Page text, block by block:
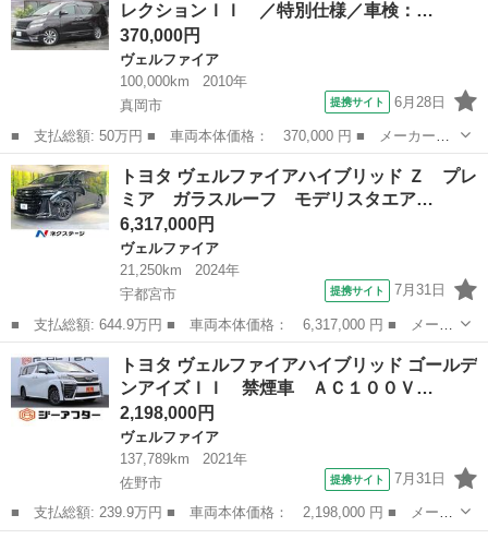
囲カメラ...
レクションＩＩ ／特別仕様／車検：…
370,000円
ヴェルファイア
100,000km
2010年
真岡市
提携サイト 6月28日
■ 支払総額: 50万円 ■ 車両本体価格： 370,000 円 ■ メーカー
名： トヨタ ■ 車種名： ヴェルファイア ■ グレード名： ２．
４Ｚ プラチナセレクションＩＩ ／特別仕様／車検：Ｒ９．１２／
純ナビ／Ｂカメ／...
栃木 真岡市 ヴェルファイア
トヨタ ヴェルファイアハイブリッド Ｚ プレ
ミア ガラスルーフ モデリスタエア…
6,317,000円
ヴェルファイア
21,250km
2024年
宇都宮市
提携サイト 7月31日
■ 支払総額: 644.9万円 ■ 車両本体価格： 6,317,000 円 ■ メーカ
ー名： トヨタ ■ 車種名： ヴェルファイアハイブリッド ■ グレ
ード名： Ｚ プレミア ガラスルーフ モデリスタエアロ １４型
ディスプ...
栃木 宇都宮市 ヴェルファイア
トヨタ ヴェルファイアハイブリッド ゴールデ
ンアイズＩＩ 禁煙車 ＡＣ１００Ｖ…
2,198,000円
ヴェルファイア
137,789km
2021年
佐野市
提携サイト 7月31日
■ 支払総額: 239.9万円 ■ 車両本体価格： 2,198,000 円 ■ メーカ
ー名： トヨタ ■ 車種名： ヴェルファイアハイブリッド ■ グレ